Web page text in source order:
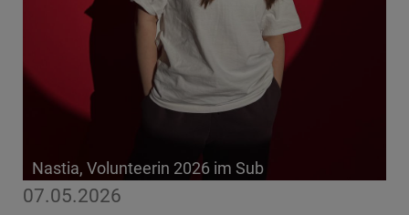
07.05.2026
Nastia, Volunteerin 2026 im Sub